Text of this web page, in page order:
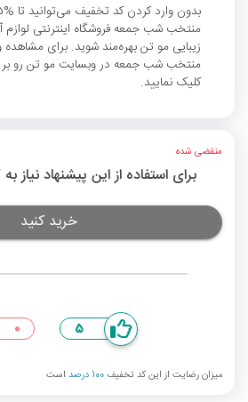
منتخب شب جمعه فروشگاه اینترنتی لوازم
زیبایی مو تن بهره‌مند شوید. برای
منتخب شب جمعه در وبسایت مو تن رو بر
کلیک نمایید.
منقضی شده
برای استفاده از این پیشنهاد
خرید کنید
5
0
میزان رضایت از این کد تخفیف 100 درصد است